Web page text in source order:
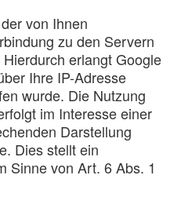
von Ihnen
zu den Servern
erlangt Google
Ihre IP-Adresse
wurde. Die Nutzung
im Interesse einer
Darstellung
Dies stellt ein
Sinne von Art. 6 Abs. 1